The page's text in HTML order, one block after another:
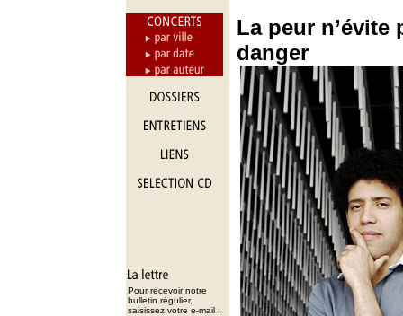
Pour recevoir notre
bulletin régulier,
saisissez votre e-mail :
La peur n’évite
danger